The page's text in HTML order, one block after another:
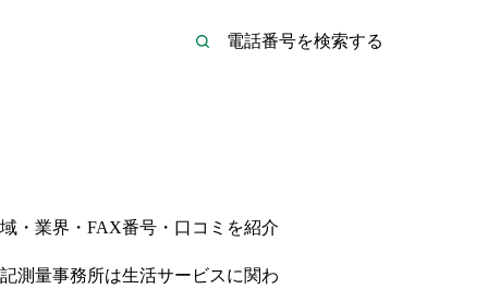
・業界・FAX番号・口コミを紹介
測量事務所は生活サービスに関わ